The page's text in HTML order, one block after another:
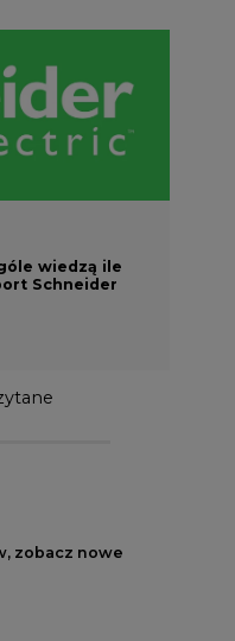
wiedzą ile
Schneider
zobacz nowe